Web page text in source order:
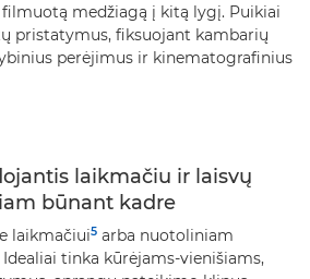
medžiagą į kitą lygį. Puikiai
pristatymus, fiksuojant kambarių
perėjimus ir kinematografinius
laikmačiu ir laisvų
būnant kadre
laikmačiui5 arba nuotoliniam
tinka kūrėjams-vienišiams,